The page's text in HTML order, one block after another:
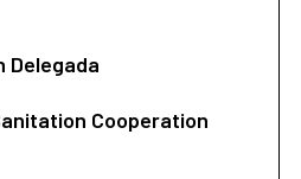
Delegada
Cooperation